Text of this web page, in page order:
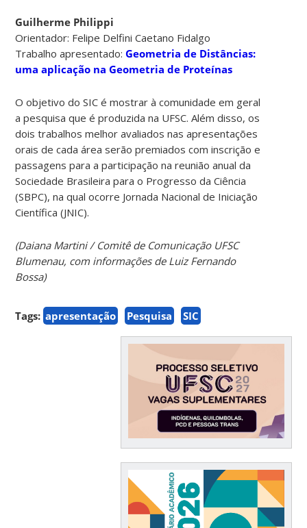
Guilherme Philippi
Orientador: Felipe Delfini Caetano Fidalgo
Trabalho apresentado:Geometria de Distâncias:
uma aplicação na Geometria de Proteínas
O objetivo do SIC é mostrar à comunidade em geral
a pesquisa que é produzida na UFSC. Além disso, os
dois trabalhos melhor avaliados nas apresentações
orais de cada área serão premiados com inscrição e
passagens para a participação na reunião anual da
Sociedade Brasileira para o Progresso da Ciência
(SBPC), na qual ocorre Jornada Nacional de Iniciação
Científica (JNIC).
(Daiana Martini / Comitê de Comunicação UFSC
Blumenau, com informações de Luiz Fernando
Bossa)
Tags: apresentação Pesquisa SIC